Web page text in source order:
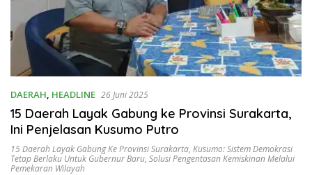
DAERAH, HEADLINE 26 Juni 2025
15 Daerah Layak Gabung ke Provinsi Surakarta,
Ini Penjelasan Kusumo Putro
15 Daerah Layak Gabung Ke Provinsi Surakarta, Kusumo: Sistem Demokrasi
Tetap Berlaku Untuk Gubernur Baru, Solusi Pengentasan Kemiskinan Melalui
Pemekaran Wilayah